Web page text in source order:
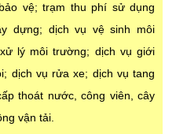
vệ; trạm thu phí sử dụng
dựng; dịch vụ vệ sinh môi
lý môi trường; dịch vụ giới
dịch vụ rửa xe; dịch vụ tang
thoát nước, công viên, cây
vận tải.